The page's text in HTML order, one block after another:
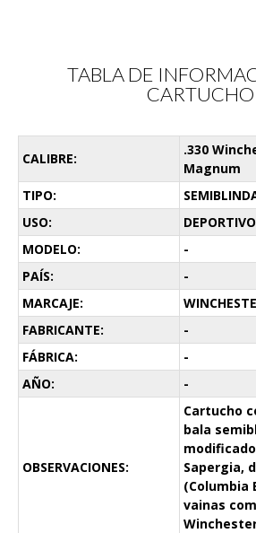
TABLA DE
CARTUCHO
CALIBRE:
.330
Magnum
TIPO:
USO:
DEPORTIVO
MODELO:
-
PAÍS:
-
MARCAJE:
FABRICANTE:
-
FÁBRICA:
-
AÑO:
-
OBSERVACIONES:
Cartucho
bala
Sapergia,
(Columbia
vainas